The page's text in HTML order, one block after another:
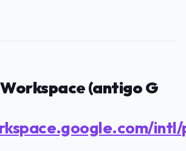
(antigo G